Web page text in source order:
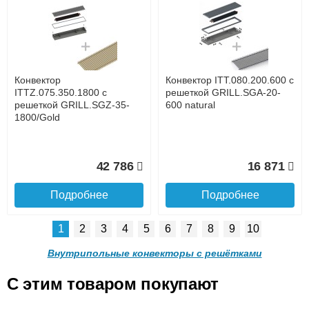
до подъезда
услуга платная
Конвектор ITTL.070.160.800
с решеткой GRILL.SGWL-
16-800 венге.
20 904
Подробнее
Конвектор ITTL.070.160.900
с решеткой GRILL.SGWL-
16-900 венге.
21 495
Конвектор
ITTL.070.160.1000 с
решеткой GRILL.SGWL-16-
Конвектор
ITTL.070.160.1100 с
решеткой GRILL.SGWL-16-
Конвектор
ITTZ.075.350.1800 с
решеткой GRILL.SGZ-35-
1800/Gold
42 786
Подробнее
Конвектор ITT.080.200.600 с
решеткой GRILL.SGA-20-
600 natural
16 871
Подробнее
1 2 3 4 5 6 7 8 9 10
Внутрипольные конвекторы с решётками
C этим товаром покупают